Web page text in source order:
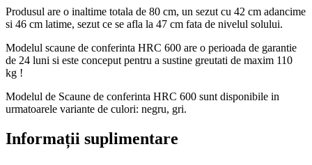
Produsul are o inaltime totala de 80 cm, un sezut cu 42 cm adancime
si 46 cm latime, sezut ce se afla la 47 cm fata de nivelul solului.
Modelul scaune de conferinta HRC 600 are o perioada de garantie
de 24 luni si este conceput pentru a sustine greutati de maxim 110
kg !
Modelul de Scaune de conferinta HRC 600 sunt disponibile in
urmatoarele variante de culori: negru, gri.
Informații suplimentare